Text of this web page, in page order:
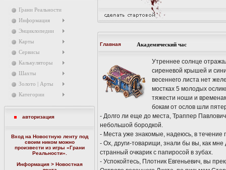
Грани Реальности
Информация
Энциклопедии
Карты
Сервисы
Калькуляторы
Шахты
Золото | Арты
Категории
авторизация
Вход на Новостную ленту под
своим ником можно
произвести из игры «Грани
Реальности».
Информация > Новостная
Главная Академический час
Утреннее солнце
сиреневой крышей и
весеннего листа нет
мостках 5 молодых
тяжести ноши и
бокам от ослов шли
- Долго ли еще до места, Траппер
небольшой бородкой.
- Места уже знакомые, надеюсь, в течение
- Ох, други-товарищи, знали бы вы, как
странный очкарик с папиросой в зубах.
- Успокойтесь, Плотник Евгеньевич, вы